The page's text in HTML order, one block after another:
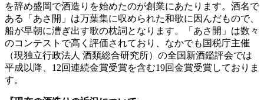
を辞め盛岡で酒造りを始めたのが創業にあたります。酒名で
ある「あさ開」は万葉集に収められた和歌に因んだもので、
船が早朝に漕ぎ出す歌の枕詞となります。「あさ開」は数々
のコンテストで高く評価されており、なかでも国税庁主催
（現独立行政法人 酒類総合研究所）の全国新酒鑑評会では
平成以降、12回連続金賞受賞を含む19回金賞受賞しておりま
す。